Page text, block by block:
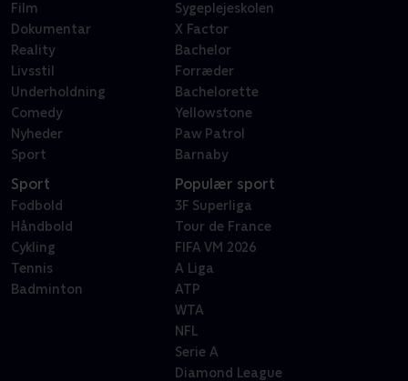
Film
Dokumentar
Reality
Livsstil
Underholdning
Comedy
Nyheder
Sport
Sygeplejeskolen
X Factor
Bachelor
Forræder
Bachelorette
Yellowstone
Paw Patrol
Barnaby
Sport
Fodbold
Håndbold
Cykling
Tennis
Badminton
Populær sport
3F Superliga
Tour de France
FIFA VM 2026
A Liga
ATP
WTA
NFL
Serie A
Diamond League